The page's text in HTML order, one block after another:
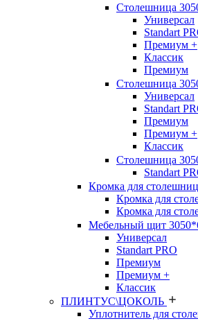
Столешница
Универсал
Standart
Премиум +
Классик
Премиум
Столешница
Универсал
Standart
Премиум
Премиум +
Классик
Столешница
Standart
Кромка для
Кромка для
Кромка для
Мебельный щит
Универсал
Standart PRO
Премиум
Премиум +
Классик
ПЛИНТУС\ЦОКОЛЬ
Уплотнитель для